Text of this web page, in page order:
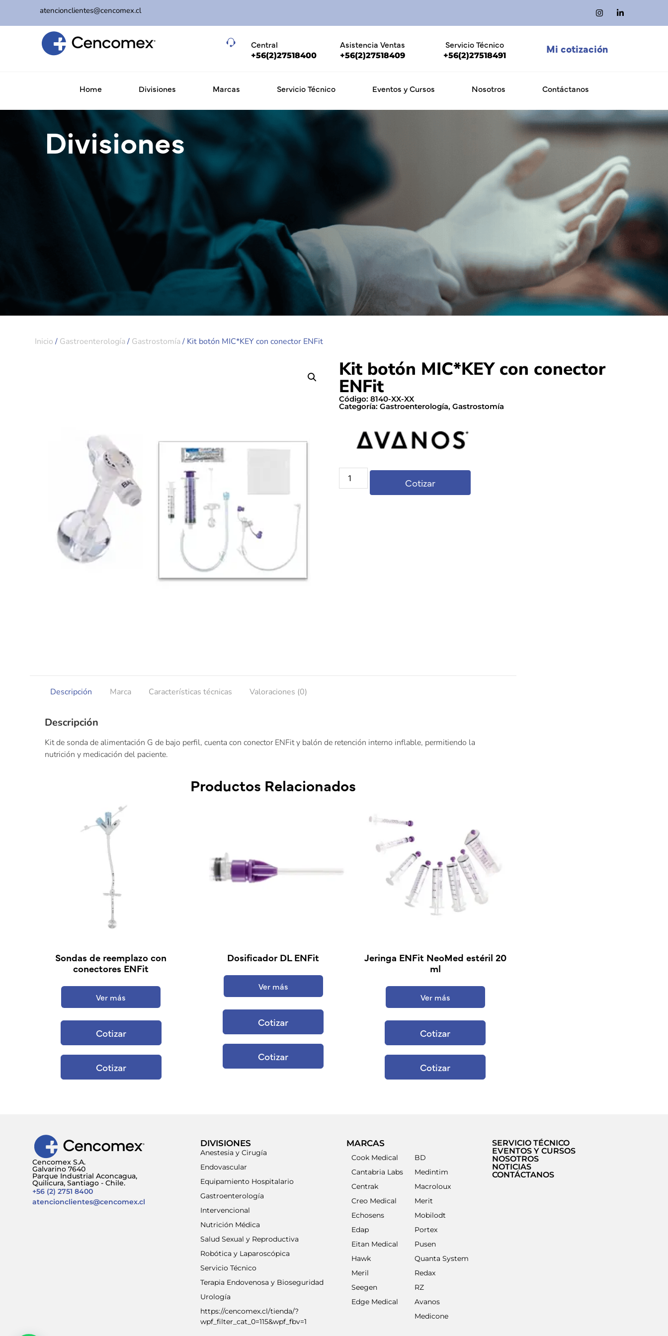
atencionclientes@cencomex.cl
Central
+56(2)27518400
Asistencia Ventas
+56(2)27518409
Servicio Técnico
+56(2)27518491
Mi cotización
Home Divisiones Marcas Servicio Técnico Eventos y Cursos Nosotros Contáctanos
Divisiones
Inicio / Gastroenterología / Gastrostomía / Kit botón MIC*KEY con conector ENFit
Kit botón MIC*KEY con conector
ENFit
Código: 8140-XX-XX
Categoría: Gastroenterología, Gastrostomía
Cotizar
Descripción Marca Características técnicas Valoraciones (0)
Descripción
Kit de sonda de alimentación G de bajo perfil, cuenta con conector ENFit y balón de retención interno inflable, permitiendo la
nutrición y medicación del paciente.
Productos Relacionados
Sondas de reemplazo con
conectores ENFit
Ver más
Cotizar
Cotizar
Dosificador DL ENFit
Ver más
Cotizar
Cotizar
Jeringa ENFit NeoMed estéril 20
ml
Ver más
Cotizar
Cotizar
Cencomex S.A.
Galvarino 7640
Parque Industrial Aconcagua,
Quilicura, Santiago - Chile.
+56 (2) 2751 8400
atencionclientes@cencomex.cl
DIVISIONES
Anestesia y Cirugía
Endovascular
Equipamiento Hospitalario
Gastroenterología
Intervencional
Nutrición Médica
Salud Sexual y Reproductiva
Robótica y Laparoscópica
Servicio Técnico
Terapia Endovenosa y Bioseguridad
Urología
https://cencomex.cl/tienda/?
wpf_filter_cat_0=115&wpf_fbv=1
MARCAS
Cook Medical
Cantabria Labs
Centrak
Creo Medical
Echosens
Edap
Eitan Medical
Hawk
Meril
Seegen
Edge Medical
BD
Medintim
Macroloux
Merit
Mobilodt
Portex
Pusen
Quanta System
Redax
RZ
Avanos
Medicone
SERVICIO TÉCNICO
EVENTOS Y CURSOS
NOSOTROS
NOTICIAS
CONTÁCTANOS